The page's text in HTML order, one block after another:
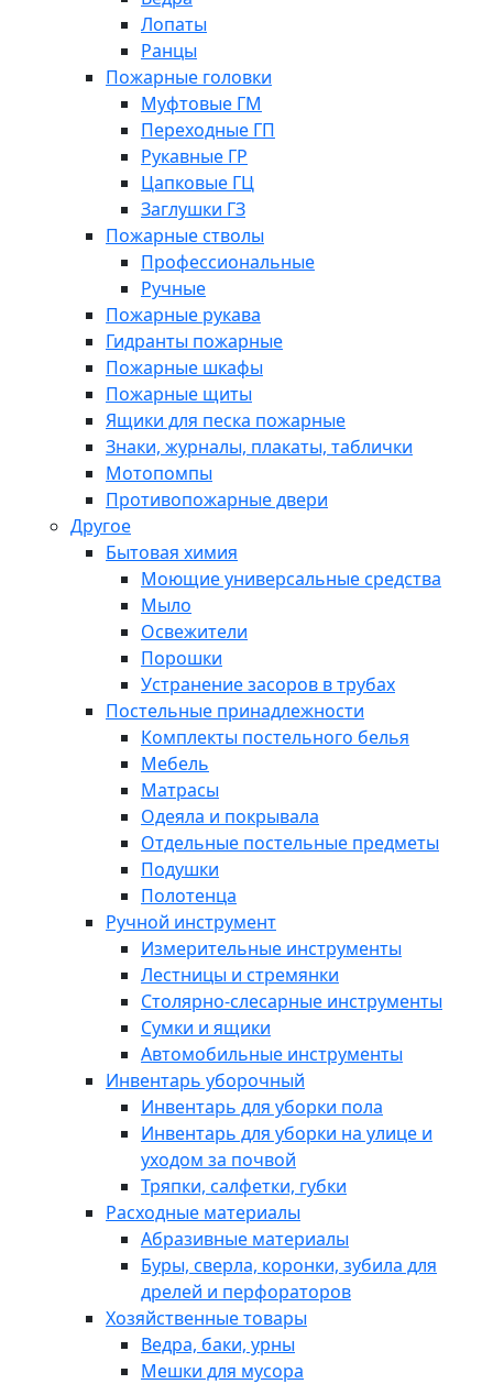
Лопаты
Ранцы
Пожарные головки
Муфтовые ГМ
Переходные ГП
Рукавные ГР
Цапковые ГЦ
Заглушки ГЗ
Пожарные стволы
Профессиональные
Ручные
Пожарные рукава
Гидранты пожарные
Пожарные шкафы
Пожарные щиты
Ящики для песка пожарные
Знаки, журналы, плакаты, таблички
Мотопомпы
Противопожарные двери
Другое
Бытовая химия
Моющие универсальные средства
Мыло
Освежители
Порошки
Устранение засоров в трубах
Постельные принадлежности
Комплекты постельного белья
Мебель
Матрасы
Одеяла и покрывала
Отдельные постельные предметы
Подушки
Полотенца
Ручной инструмент
Измерительные инструменты
Лестницы и стремянки
Столярно-слесарные инструменты
Сумки и ящики
Автомобильные инструменты
Инвентарь уборочный
Инвентарь для уборки пола
Инвентарь для уборки на улице и
уходом за почвой
Тряпки, салфетки, губки
Расходные материалы
Абразивные материалы
Буры, сверла, коронки, зубила для
дрелей и перфораторов
Хозяйственные товары
Ведра, баки, урны
Мешки для мусора